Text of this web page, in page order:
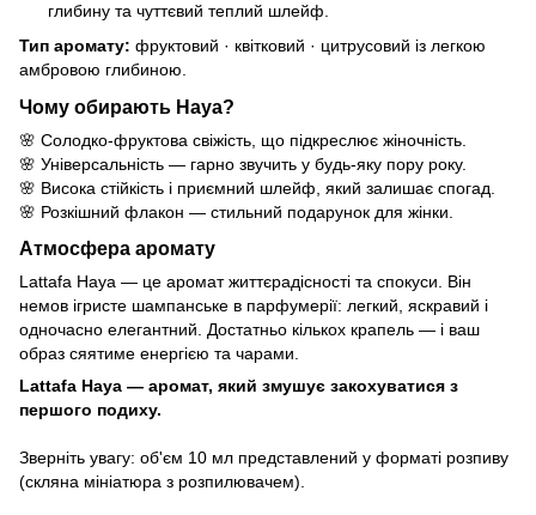
глибину та чуттєвий теплий шлейф.
Тип аромату: фруктовий · квітковий · цитрусовий із легкою
амбровою глибиною.
Чому обирають Haya?
🌸 Солодко-фруктова свіжість, що підкреслює жіночність.
🌸 Універсальність — гарно звучить у будь-яку пору року.
🌸 Висока стійкість і приємний шлейф, який залишає спогад.
🌸 Розкішний флакон — стильний подарунок для жінки.
Атмосфера аромату
Lattafa Haya — це аромат життєрадісності та спокуси. Він
немов ігристе шампанське в парфумерії: легкий, яскравий і
одночасно елегантний. Достатньо кількох крапель — і ваш
образ сяятиме енергією та чарами.
Lattafa Haya — аромат, який змушує закохуватися з
першого подиху.
Зверніть увагу: об'єм 10 мл представлений у форматі розпиву
(скляна мініатюра з розпилювачем).